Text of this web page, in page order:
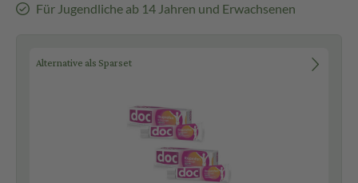
Für Jugendliche ab 14 Jahren und Erwachsenen
Alternative als Sparset